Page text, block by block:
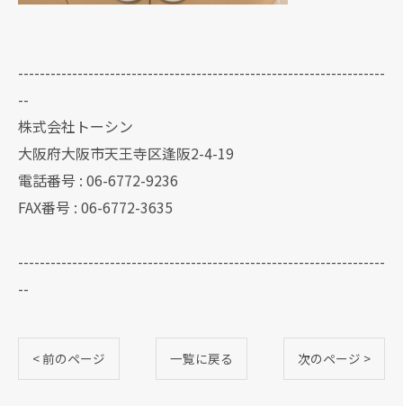
--------------------------------------------------------------------
--
株式会社トーシン
大阪府大阪市天王寺区逢阪2-4-19
電話番号 : 06-6772-9236
FAX番号 : 06-6772-3635
--------------------------------------------------------------------
--
< 前のページ 一覧に戻る 次のページ >